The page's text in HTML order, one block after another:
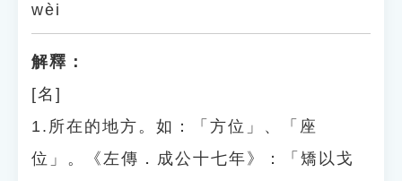
wèi
解釋：
[名]
1.所在的地方。如：「方位」、「座
位」。《左傳．成公十七年》：「矯以戈